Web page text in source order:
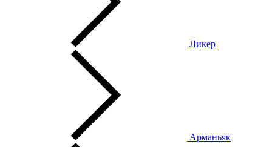
Ликер
Арманьяк